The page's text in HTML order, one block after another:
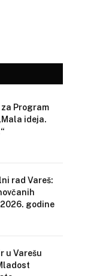
Program
ideja.
rad Vareš:
godine
u Varešu